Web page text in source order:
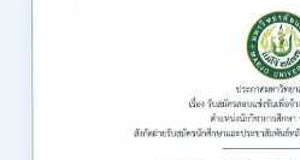
ข้าราชการ
28